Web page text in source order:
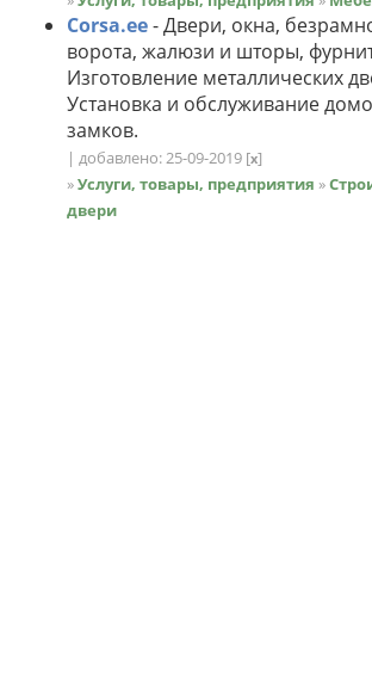
Corsa.ee- Двери, окна,
ворота, жалюзи и шторы,
Изготовление металлических
Установка и обслуживание
замков.
| добавлено: 25-09-2019 [x]
»Услуги, товары, предприятия »
двери